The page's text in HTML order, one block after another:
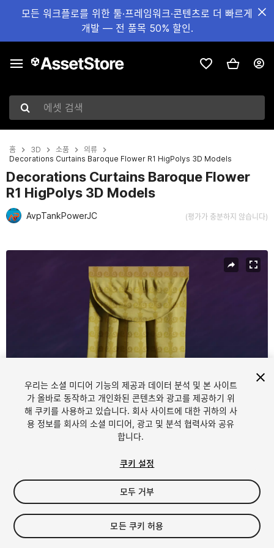
모든 워크플로를 위한 툴·프레임워크·콘텐츠로 더 빠르게
개발 — 전 품목 50% 할인.
에셋 검색
홈 3D 소품
의류
Decorations Curtains Baroque Flower R1 HigPolys 3D Models
Decorations Curtains Baroque Flower
R1 HigPolys 3D Models
AvpTankPowerJC (평가가 충분하지 않습니다)
1/14
$18
세금/부가세는 결제 시 반영됩니다.
우리는 소셜 미디어 기능의 제공과 데이터 분석 및 본 사이트
가 올바로 동작하고 개인화된 콘텐츠와 광고를 제공하기 위
해 쿠키를 사용하고 있습니다. 회사 사이트에 대한 귀하의 사
용 정보를 회사의 소셜 미디어, 광고 및 분석 협력사와 공유
합니다.
쿠키 설정
모두 거부
모든 쿠키 허용